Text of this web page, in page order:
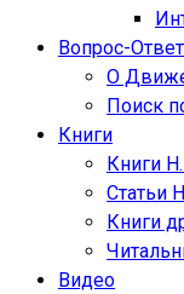
Вопрос-Ответ
О
Поиск
Книги
Книги
Статьи
Книги
Видео